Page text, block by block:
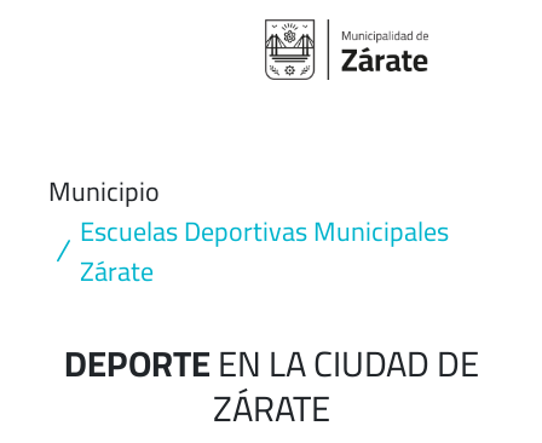
Municipio
Escuelas Deportivas Municipales
Zárate
DEPORTEEN LA CIUDAD DE
ZÁRATE